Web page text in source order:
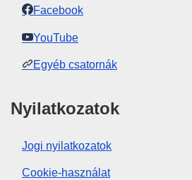
Facebook
YouTube
Egyéb csatornák
Nyilatkozatok
Jogi nyilatkozatok
Cookie-használat